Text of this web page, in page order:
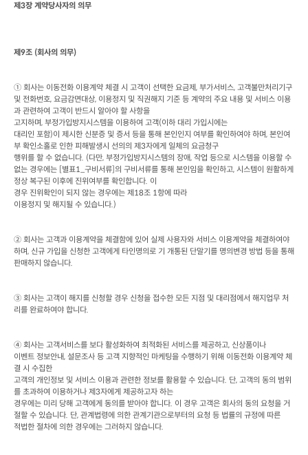
제 3장 계약당사자의 의무
제 9조 (회사의 의무)
① 회사는 이동전화 이용계약 체결 시 고객이 선택한 요금제 , 부가서비스, 고객불만처리기구
및 전화번호, 요금감면대상, 이용정지 및 직권해지 기준 등 계약의 주요 내용 및 서비스 이용
과 관련하여 고객이 반드시 알아야 할 사항을
고지하며, 부정가입방지시스템을 이용하여 고객(이하 대리 가입시에는
대리인 포함)이 제시한 신분증 및 증서 등을 통해 본인인지 여부를 확인하여야 하며, 본인여
부 확인소홀로 인한 피해발생시 선의의 제 3자에게 일체의 요금청구
행위를 할 수 없습니다. (다만, 부정가입방지시스템의 장애, 작업 등으로 시스템을 이용할 수
없는 경우에는 별표1_ 구비서류 의 구비서류를 통해 본인임을 확인하고, 시스템이 원활하게
정상 복구된 이후에 진위여부를 확인합니다. 이
경우 진위확인이 되지 않는 경우에는 제 18조 1항에 따라
이용정지 및 해지될 수 있습니다.)
② 회사는 고객과 이용계약을 체결함에 있어 실제 사용자와 서비스 이용계약을 체결하여야
하며, 신규 가입을 신청한 고객에게 타인명의로 기 개통된 단말기를 명의변경 방법 등을 통해
판매하지 않습니다.
③ 회사는 고객이 해지를 신청할 경우 신청을 접수한 모든 지점 및 대리점에서 해지업무 처
리를 완료하여야 합니다.
④ 회사는 고객서비스를 보다 활성화하여 최적화된 서비스를 제공하고, 신상품이나
이벤트 정보안내, 설문조사 등 고객 지향적인 마케팅을 수행하기 위해 이동전화 이용계약 체
결 시 수집한
고객의 개인정보 및 서비스 이용과 관련한 정보를 활용할 수 있습니다. 단, 고객의 동의 범위
를 초과하여 이용하거나 제 3자에게 제공하고자 하는
경우에는 미리 당해 고객에게 동의를 받아야 합니다. 이 경우 고객은 회사의 동의 요청을 거
절할 수 있습니다. 단, 관계법령에 의한 관계기관으로부터의 요청 등 법률의 규정에 따른
적법한 절차에 의한 경우에는 그러하지 않습니다.